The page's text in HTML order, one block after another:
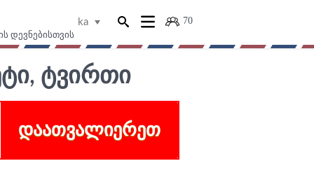
70
ka
დევნებისთვის
ᲢᲕᲘᲠᲗᲘ
ᲓᲐᲐᲗᲕᲐᲚᲘᲔᲠᲔᲗ